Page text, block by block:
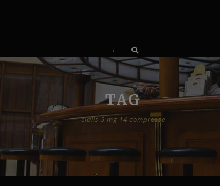
•
TAG
cialis 5 mg 14 compresse